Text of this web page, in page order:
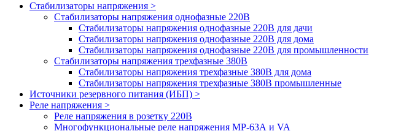
Стабилизаторы напряжения >
Cтабилизаторы напряжения однофазные 220В
Стабилизаторы напряжения однофазные 220В для дачи
Стабилизаторы напряжения однофазные 220В для дома
Стабилизаторы напряжения однофазные 220В для промышленности
Стабилизаторы напряжения трехфазные 380В
Cтабилизаторы напряжения трехфазные 380В для дома
Стабилизаторы напряжения трехфазные 380В промышленные
Источники резервного питания (ИБП) >
Реле напряжения >
Реле напряжения в розетку 220В
Многофункциональные реле напряжения МР-63А и VA